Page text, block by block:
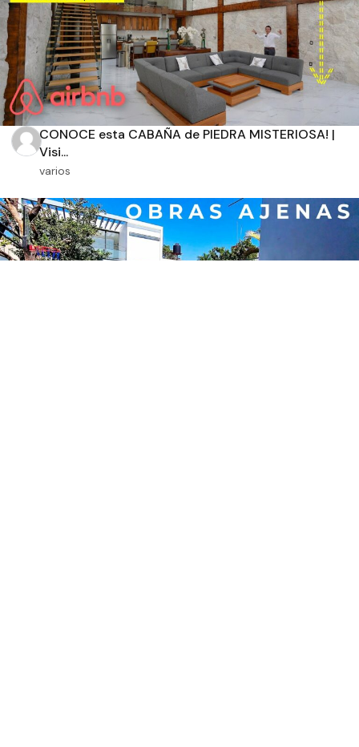
CONOCE esta CABAÑA de PIEDRA MISTERIOSA! |
Visi...
varios